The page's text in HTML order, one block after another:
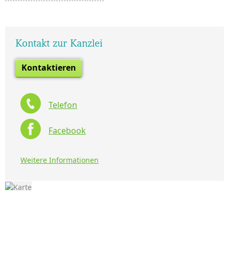
Kontakt zur Kanzlei
Kontaktieren
Telefon
Facebook
Weitere Informationen